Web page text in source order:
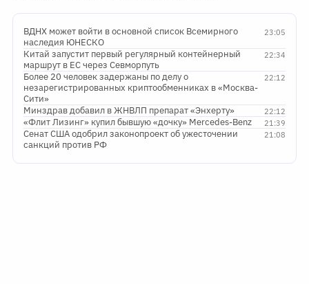
23:05
ВДНХ может войти в основной список Всемирного
наследия ЮНЕСКО
22:34
Китай запустит первый регулярный контейнерный
маршрут в ЕС через Севморпуть
22:12
Более 20 человек задержаны по делу о
незарегистрированных криптообменниках в «Москва-
Сити»
22:12
Минздрав добавил в ЖНВЛП препарат «Энхерту»
21:39
«Флит Лизинг» купил бывшую «дочку» Mercedes-Benz
21:08
Сенат США одобрил законопроект об ужесточении
санкций против РФ